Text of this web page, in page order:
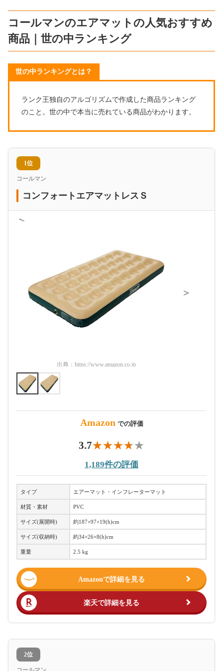
コールマンのエアマットの人気おすすめ
商品｜世の中ランキング
世の中ランキングとは？
ランク王独自のアルゴリズムで作成した商品ランキング
のこと。世の中で本当に売れている商品がわかります。
1位
コールマン
コンフォートエアマットレスＳ
＜
出典： https://www.amazon.co.jp
＞
Amazon での評価
3.7
1,189件の評価
タイプ エアーマット・インフレーターマット
材質・素材 PVC
サイズ(展開時) 約187×97×19(h)cm
サイズ(収納時) 約34×26×8(h)cm
重量 2.5 kg
Amazonで詳細を見る
楽天で詳細を見る
2位